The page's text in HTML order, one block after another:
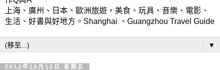
上海、廣州、日本、歐洲旅遊，美食、玩具、音樂、電影、
生活、好書與好地方。Shanghai 、Guangzhou Travel Guide
▼
2012年10月12日 星期五